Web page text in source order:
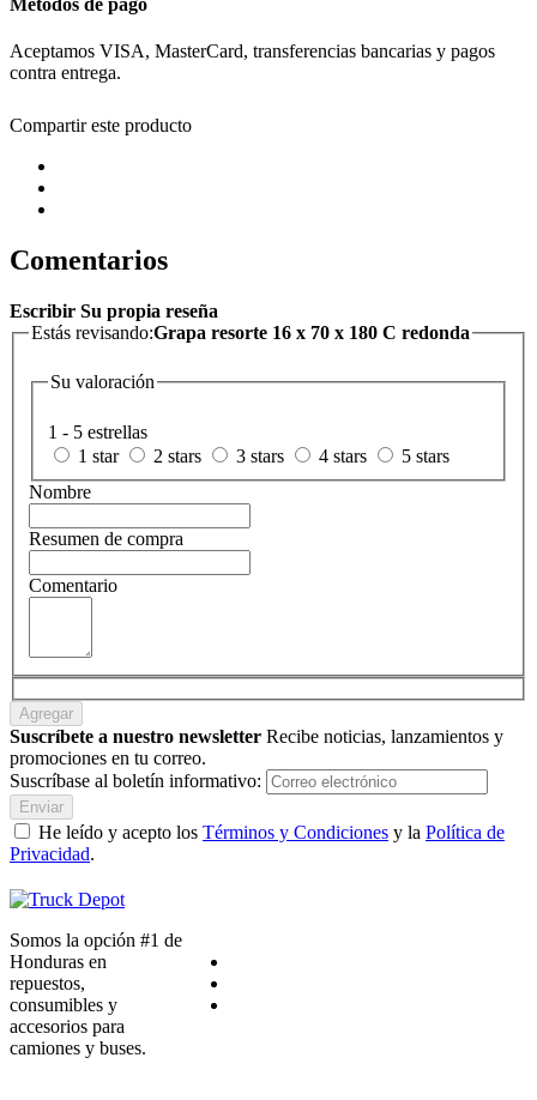
Aceptamos VISA, MasterCard, transferencias bancarias y pagos
contra entrega.
Compartir este producto
Comentarios
Escribir Su propia reseña
Estás revisando:Grapa resorte 16 x 70 x 180 C redonda
Su valoración
1 - 5 estrellas
1 star
2 stars 3 stars 4 stars
5 stars
Nombre
Resumen de compra
Comentario
Agregar
Suscríbete a nuestro newsletter Recibe noticias, lanzamientos y
promociones en tu correo.
Suscríbase al boletín informativo:
Enviar
He leído y acepto los Términos y Condiciones y la Política de
Privacidad.
Somos la opción #1 de
Honduras en
repuestos,
consumibles y
accesorios para
camiones y buses.